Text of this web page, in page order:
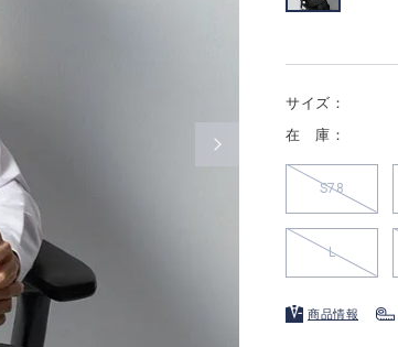
サイズ：
在 庫：
S78
L
商品情報